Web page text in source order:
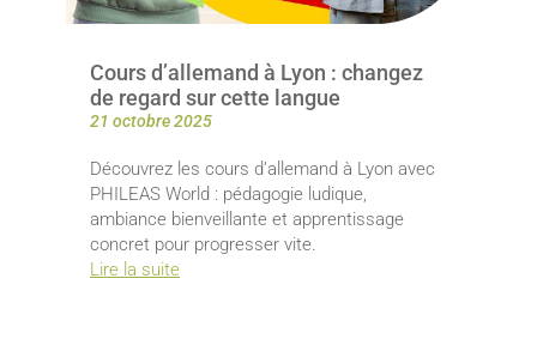
Cours d’allemand à Lyon : changez
de regard sur cette langue
21 octobre 2025
Découvrez les cours d’allemand à Lyon avec
PHILEAS World : pédagogie ludique,
ambiance bienveillante et apprentissage
concret pour progresser vite.
Lire la suite